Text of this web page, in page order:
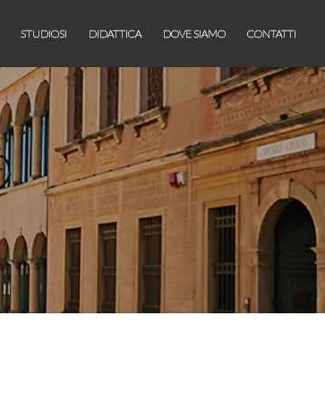
STUDIOSI DIDATTICA DOVE SIAMO CONTATTI